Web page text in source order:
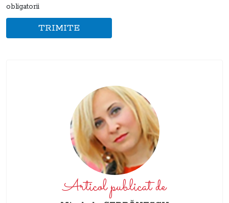
obligatorii
TRIMITE
Articol publicat de